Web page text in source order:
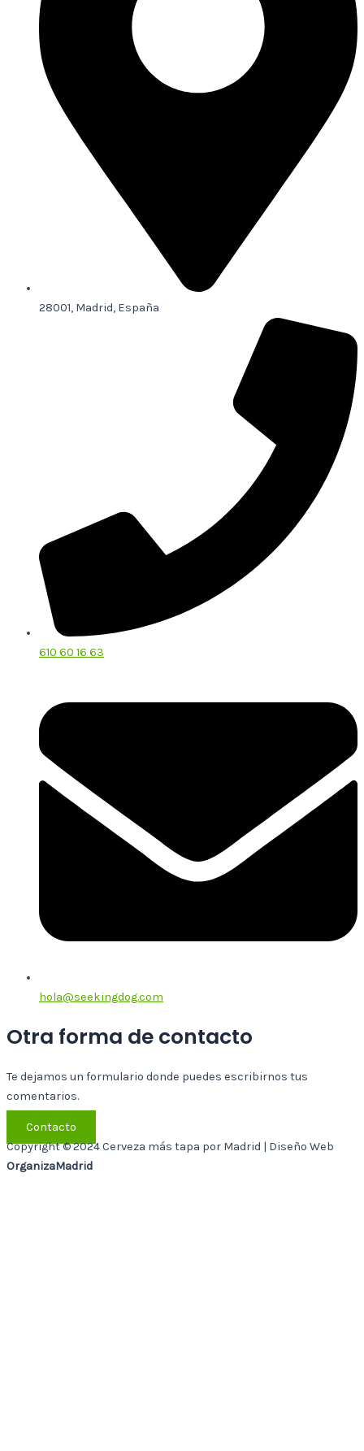
28001, Madrid, España
610 60 16 63
hola@seekingdog.com
Otra forma de contacto
Te dejamos un formulario donde puedes escribirnos tus
comentarios.
Contacto
Copyright © 2024 Cerveza más tapa por Madrid | Diseño Web
OrganizaMadrid